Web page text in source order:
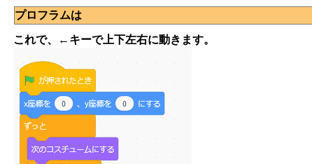
プロフラムは
これで、←キーで上下左右に動きます。